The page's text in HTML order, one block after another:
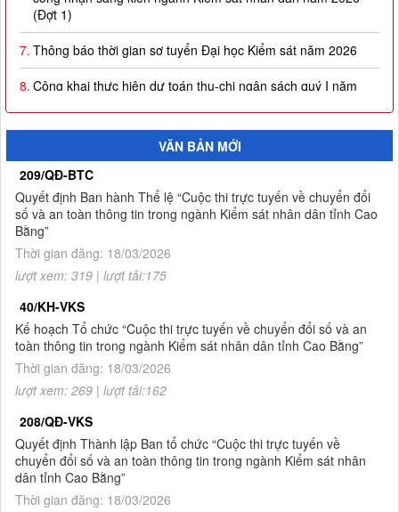
7.Thông báo thời gian sơ tuyển Đại học Kiểm sát năm 2026
8.Công khai thực hiện dự toán thu-chi ngân sách quý I năm
2026
9.Quyết định công nhận kết quả và trao giải thưởng Cuộc thi
trực tuyến về chuyển đổi số và an toàn thông tin trong ngành
Kiểm sát nhân dân tỉnh Cao Bằng
10.Thông báo Kết quả Cuộc thi trực tuyến về chuyển đổi số và
an toàn thông tin trong ngành Kiểm sát nhân dân tỉnh Cao
Bằng
Thông báo tuyển sinh đào tạo trình độ thạc sĩ ngành Luật
hình sự và tố tụng hình sự (khóa 8), ngành Luật (khóa 3) đợt
2 năm 2026
2. Quyết định về việc công bố công khai giao dự toán NSNN
năm 2026
VĂN BẢN MỚI
209/QĐ-BTC
Quyết định Ban hành Thể lệ “Cuộc thi trực tuyến về chuyển đổi
số và an toàn thông tin trong ngành Kiểm sát nhân dân tỉnh Cao
Bằng”
Thời gian đăng: 18/03/2026
lượt xem: 319 | lượt tải:175
40/KH-VKS
Kế hoạch Tổ chức “Cuộc thi trực tuyến về chuyển đổi số và an
toàn thông tin trong ngành Kiểm sát nhân dân tỉnh Cao Bằng”
Thời gian đăng: 18/03/2026
lượt xem: 269 | lượt tải:162
208/QĐ-VKS
Quyết định Thành lập Ban tổ chức “Cuộc thi trực tuyến về
chuyển đổi số và an toàn thông tin trong ngành Kiểm sát nhân
dân tỉnh Cao Bằng”
Thời gian đăng: 18/03/2026